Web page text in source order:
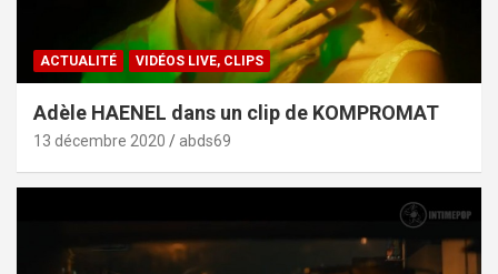
ACTUALITÉ VIDÉOS LIVE, CLIPS
Adèle HAENEL dans un clip de KOMPROMAT
13 décembre 2020 abds69